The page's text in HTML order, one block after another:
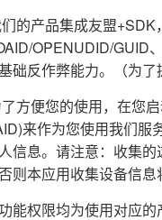
的产品集成友盟+SDK
OPENUDID/GUID
础反作弊能力。（为
方便您的使用，在您
来作为您使用我们
信息。请注意：收集
则本应用收集设备信息
能权限均为使用对应